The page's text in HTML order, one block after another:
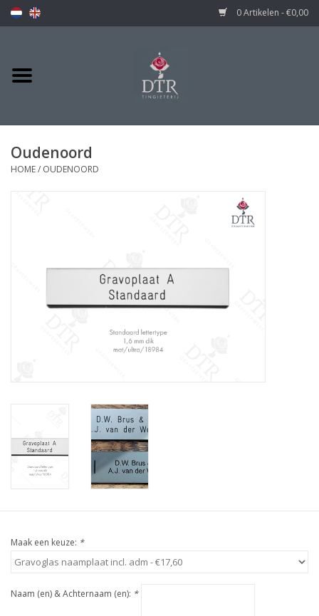
0 Artikelen - €0,00
Oudenoord
HOME/ OUDENOORD
Maak een keuze: *
Naam (en) & Achternaam (en): *